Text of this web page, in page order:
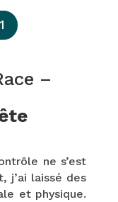
–
ne s’est
j’ai laissé des
et physique.